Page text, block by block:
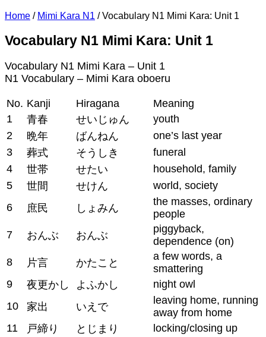
Home / Mimi Kara N1 / Vocabulary N1 Mimi Kara: Unit 1
Vocabulary N1 Mimi Kara: Unit 1
Vocabulary N1 Mimi Kara – Unit 1
N1 Vocabulary – Mimi Kara oboeru
No. Kanji Hiragana
Meaning
1
青春 せいじゅん
youth
2
晩年 ばんねん
one’s last year
3
葬式 そうしき
funeral
4
世帯 せたい
household, family
5
世間 せけん
world, society
6
庶民 しょみん
the masses, ordinary
people
7
おんぶ おんぶ
piggyback,
dependence (on)
8
片言 かたこと
a few words, a
smattering
9
夜更かし よふかし
night owl
10
家出 いえで
leaving home, running
away from home
11
戸締り とじまり
locking/closing up